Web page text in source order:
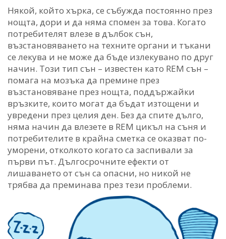
Някой, който хърка, се събужда постоянно през
нощта, дори и да няма спомен за това. Когато
потребителят влезе в дълбок сън,
възстановяването на техните органи и тъкани
се лекува и не може да бъде излекувано по друг
начин. Този тип сън – известен като REM сън –
помага на мозъка да премине през
възстановяване през нощта, поддържайки
връзките, които могат да бъдат изтощени и
увредени през целия ден. Без да спите дълго,
няма начин да влезете в REM цикъл на съня и
потребителите в крайна сметка се оказват по-
уморени, отколкото когато са заспивали за
първи път. Дългосрочните ефекти от
лишаването от сън са опасни, но никой не
трябва да преминава през тези проблеми.